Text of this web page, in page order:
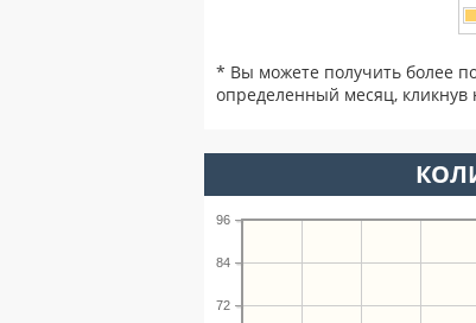
* Вы можете получить более
определенный месяц, кликнув
72
84
96